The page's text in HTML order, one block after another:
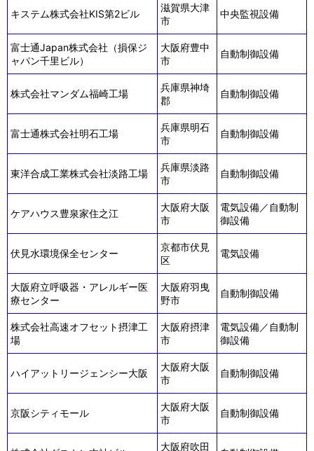
キステム株式会社KIS第2ビル
滋賀県大津
市
中央監視設備
富士通Japan株式会社（損保ジ
ャパン千里ビル）
大阪府豊中
市
自動制御設備
株式会社マンダム福崎工場
兵庫県神埼
郡
自動制御設備
富士通株式会社明石工場
兵庫県明石
市
自動制御設備
東洋合成工業株式会社淡路工場
兵庫県淡路
市
自動制御設備
ケアハウス豊泉家住之江
大阪府大阪
市
電気設備／自動制
御設備
伏見水環境保全センター
京都市伏見
区
電気設備
大阪府立呼吸器・アレルギー医
療センター
大阪府羽曳
野市
自動制御設備
株式会社高速オフセット摂津工
場
大阪府摂津
市
電気設備／自動制
御設備
ハイアットリージェンシー大阪
大阪府大阪
市
自動制御設備
京阪シティモール
大阪府大阪
市
自動制御設備
大阪府吹田